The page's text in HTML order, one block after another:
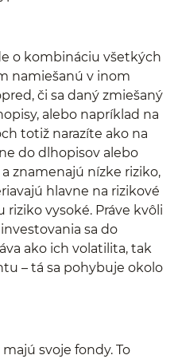
o kombináciu všetkých
namiešanú v inom
či sa daný zmiešaný
alebo napríklad na
totiž narazíte ako na
do dlhopisov alebo
znamenajú nízke riziko,
hlavne na rizikové
riziko vysoké. Práve kvôli
sa do
ako ich volatilita, tak
– tá sa pohybuje okolo
svoje fondy. To